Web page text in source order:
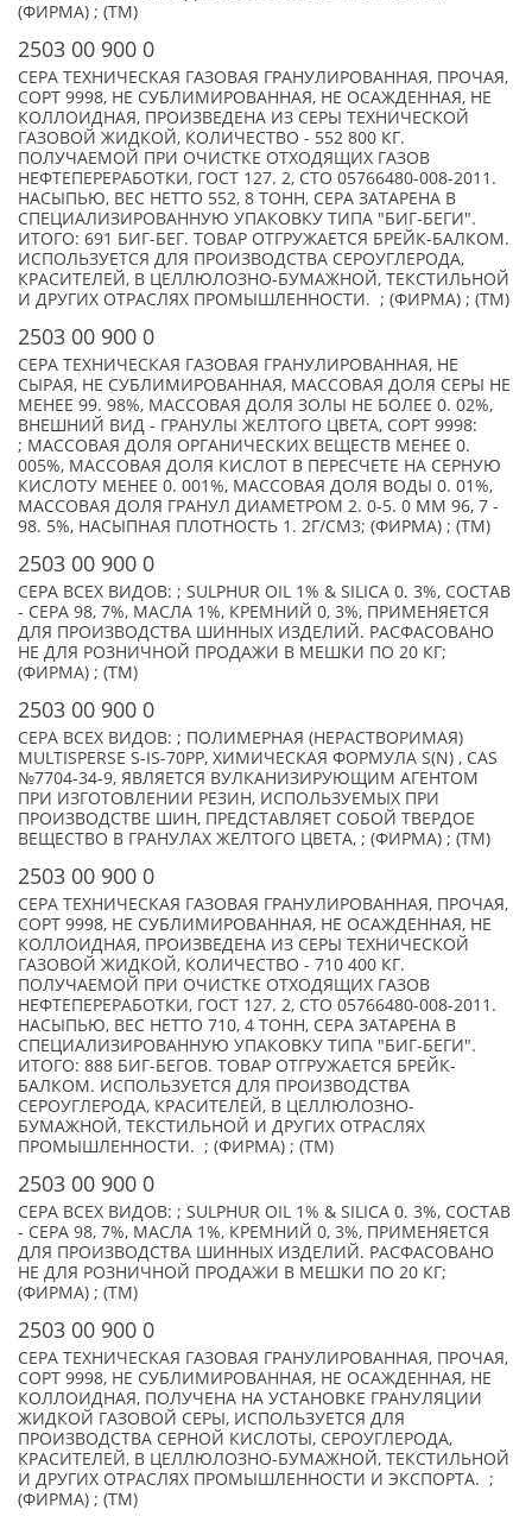
(ФИРМА) ; (TM)
2503 00 900 0
СЕРА ТЕХНИЧЕСКАЯ ГАЗОВАЯ ГРАНУЛИРОВАННАЯ, ПРОЧАЯ,
СОРТ 9998, НЕ СУБЛИМИРОВАННАЯ, НЕ ОСАЖДЕННАЯ, НЕ
КОЛЛОИДНАЯ, ПРОИЗВЕДЕНА ИЗ СЕРЫ ТЕХНИЧЕСКОЙ
ГАЗОВОЙ ЖИДКОЙ, КОЛИЧЕСТВО - 552 800 КГ.
ПОЛУЧАЕМОЙ ПРИ ОЧИСТКЕ ОТХОДЯЩИХ ГАЗОВ
НЕФТЕПЕРЕРАБОТКИ, ГОСТ 127. 2, СТО 05766480-008-2011.
НАСЫПЬЮ, ВЕС НЕТТО 552, 8 ТОНН, СЕРА ЗАТАРЕНА В
СПЕЦИАЛИЗИРОВАННУЮ УПАКОВКУ ТИПА "БИГ-БЕГИ".
ИТОГО: 691 БИГ-БЕГ. ТОВАР ОТГРУЖАЕТСЯ БРЕЙК-БАЛКОМ.
ИСПОЛЬЗУЕТСЯ ДЛЯ ПРОИЗВОДСТВА СЕРОУГЛЕРОДА,
КРАСИТЕЛЕЙ, В ЦЕЛЛЮЛОЗНО-БУМАЖНОЙ, ТЕКСТИЛЬНОЙ
И ДРУГИХ ОТРАСЛЯХ ПРОМЫШЛЕННОСТИ. ; (ФИРМА) ; (TM)
2503 00 900 0
СЕРА ТЕХНИЧЕСКАЯ ГАЗОВАЯ ГРАНУЛИРОВАННАЯ, НЕ
СЫРАЯ, НЕ СУБЛИМИРОВАННАЯ, МАССОВАЯ ДОЛЯ СЕРЫ НЕ
МЕНЕЕ 99. 98%, МАССОВАЯ ДОЛЯ ЗОЛЫ НЕ БОЛЕЕ 0. 02%,
ВНЕШНИЙ ВИД - ГРАНУЛЫ ЖЕЛТОГО ЦВЕТА, СОРТ 9998:
; МАССОВАЯ ДОЛЯ ОРГАНИЧЕСКИХ ВЕЩЕСТВ МЕНЕЕ 0.
005%, МАССОВАЯ ДОЛЯ КИСЛОТ В ПЕРЕСЧЕТЕ НА СЕРНУЮ
КИСЛОТУ МЕНЕЕ 0. 001%, МАССОВАЯ ДОЛЯ ВОДЫ 0. 01%,
МАССОВАЯ ДОЛЯ ГРАНУЛ ДИАМЕТРОМ 2. 0-5. 0 ММ 96, 7 -
98. 5%, НАСЫПНАЯ ПЛОТНОСТЬ 1. 2Г/СМ3; (ФИРМА) ; (TM)
2503 00 900 0
СЕРА ВСЕХ ВИДОВ: ; SULPHUR OIL 1% & SILICA 0. 3%, СОСТАВ
- СЕРА 98, 7%, МАСЛА 1%, КРЕМНИЙ 0, 3%, ПРИМЕНЯЕТСЯ
ДЛЯ ПРОИЗВОДСТВА ШИННЫХ ИЗДЕЛИЙ. РАСФАСОВАНО
НЕ ДЛЯ РОЗНИЧНОЙ ПРОДАЖИ В МЕШКИ ПО 20 КГ;
(ФИРМА) ; (TM)
2503 00 900 0
СЕРА ВСЕХ ВИДОВ: ; ПОЛИМЕРНАЯ (НЕРАСТВОРИМАЯ)
MULTISPERSE S-IS-70PP, ХИМИЧЕСКАЯ ФОРМУЛА S(N) , CAS
№7704-34-9, ЯВЛЯЕТСЯ ВУЛКАНИЗИРУЮЩИМ АГЕНТОМ
ПРИ ИЗГОТОВЛЕНИИ РЕЗИН, ИСПОЛЬЗУЕМЫХ ПРИ
ПРОИЗВОДСТВЕ ШИН, ПРЕДСТАВЛЯЕТ СОБОЙ ТВЕРДОЕ
ВЕЩЕСТВО В ГРАНУЛАХ ЖЕЛТОГО ЦВЕТА, ; (ФИРМА) ; (TM)
2503 00 900 0
СЕРА ТЕХНИЧЕСКАЯ ГАЗОВАЯ ГРАНУЛИРОВАННАЯ, ПРОЧАЯ,
СОРТ 9998, НЕ СУБЛИМИРОВАННАЯ, НЕ ОСАЖДЕННАЯ, НЕ
КОЛЛОИДНАЯ, ПРОИЗВЕДЕНА ИЗ СЕРЫ ТЕХНИЧЕСКОЙ
ГАЗОВОЙ ЖИДКОЙ, КОЛИЧЕСТВО - 710 400 КГ.
ПОЛУЧАЕМОЙ ПРИ ОЧИСТКЕ ОТХОДЯЩИХ ГАЗОВ
НЕФТЕПЕРЕРАБОТКИ, ГОСТ 127. 2, СТО 05766480-008-2011.
НАСЫПЬЮ, ВЕС НЕТТО 710, 4 ТОНН, СЕРА ЗАТАРЕНА В
СПЕЦИАЛИЗИРОВАННУЮ УПАКОВКУ ТИПА "БИГ-БЕГИ".
ИТОГО: 888 БИГ-БЕГОВ. ТОВАР ОТГРУЖАЕТСЯ БРЕЙК-
БАЛКОМ. ИСПОЛЬЗУЕТСЯ ДЛЯ ПРОИЗВОДСТВА
СЕРОУГЛЕРОДА, КРАСИТЕЛЕЙ, В ЦЕЛЛЮЛОЗНО-
БУМАЖНОЙ, ТЕКСТИЛЬНОЙ И ДРУГИХ ОТРАСЛЯХ
ПРОМЫШЛЕННОСТИ. ; (ФИРМА) ; (TM)
2503 00 900 0
СЕРА ВСЕХ ВИДОВ: ; SULPHUR OIL 1% & SILICA 0. 3%, СОСТАВ
- СЕРА 98, 7%, МАСЛА 1%, КРЕМНИЙ 0, 3%, ПРИМЕНЯЕТСЯ
ДЛЯ ПРОИЗВОДСТВА ШИННЫХ ИЗДЕЛИЙ. РАСФАСОВАНО
НЕ ДЛЯ РОЗНИЧНОЙ ПРОДАЖИ В МЕШКИ ПО 20 КГ;
(ФИРМА) ; (TM)
2503 00 900 0
СЕРА ТЕХНИЧЕСКАЯ ГАЗОВАЯ ГРАНУЛИРОВАННАЯ, ПРОЧАЯ,
СОРТ 9998, НЕ СУБЛИМИРОВАННАЯ, НЕ ОСАЖДЕННАЯ, НЕ
КОЛЛОИДНАЯ, ПОЛУЧЕНА НА УСТАНОВКЕ ГРАНУЛЯЦИИ
ЖИДКОЙ ГАЗОВОЙ СЕРЫ, ИСПОЛЬЗУЕТСЯ ДЛЯ
ПРОИЗВОДСТВА СЕРНОЙ КИСЛОТЫ, СЕРОУГЛЕРОДА,
КРАСИТЕЛЕЙ, В ЦЕЛЛЮЛОЗНО-БУМАЖНОЙ, ТЕКСТИЛЬНОЙ
И ДРУГИХ ОТРАСЛЯХ ПРОМЫШЛЕННОСТИ И ЭКСПОРТА. ;
(ФИРМА) ; (TM)